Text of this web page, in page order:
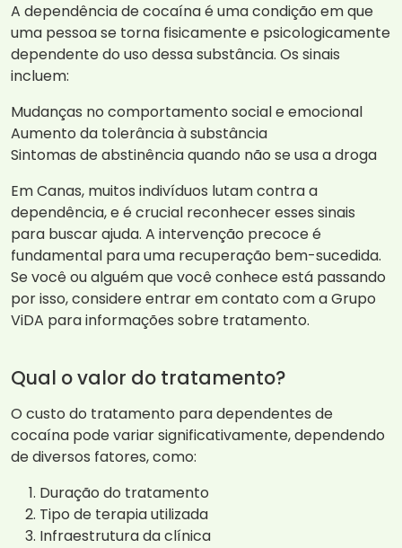
A dependência de cocaína é uma condição em que
uma pessoa se torna fisicamente e psicologicamente
dependente do uso dessa substância. Os sinais
incluem:
Mudanças no comportamento social e emocional
Aumento da tolerância à substância
Sintomas de abstinência quando não se usa a droga
Em Canas, muitos indivíduos lutam contra a
dependência, e é crucial reconhecer esses sinais
para buscar ajuda. A intervenção precoce é
fundamental para uma recuperação bem-sucedida.
Se você ou alguém que você conhece está passando
por isso, considere entrar em contato com a Grupo
ViDA para informações sobre tratamento.
Qual o valor do tratamento?
O custo do tratamento para dependentes de
cocaína pode variar significativamente, dependendo
de diversos fatores, como:
Duração do tratamento
Tipo de terapia utilizada
Infraestrutura da clínica